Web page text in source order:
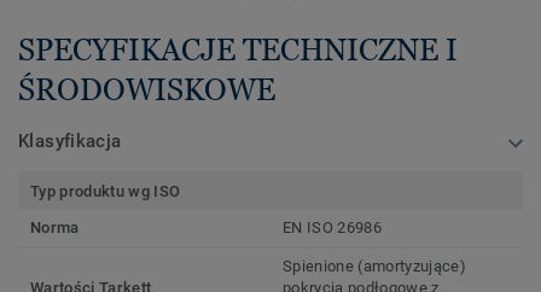
SPECYFIKACJE TECHNICZNE I
ŚRODOWISKOWE
Klasyfikacja
Typ produktu wg ISO
Norma
EN ISO 26986
Wartości Tarkett
Spienione (amortyzujące)
pokrycia podłogowe z